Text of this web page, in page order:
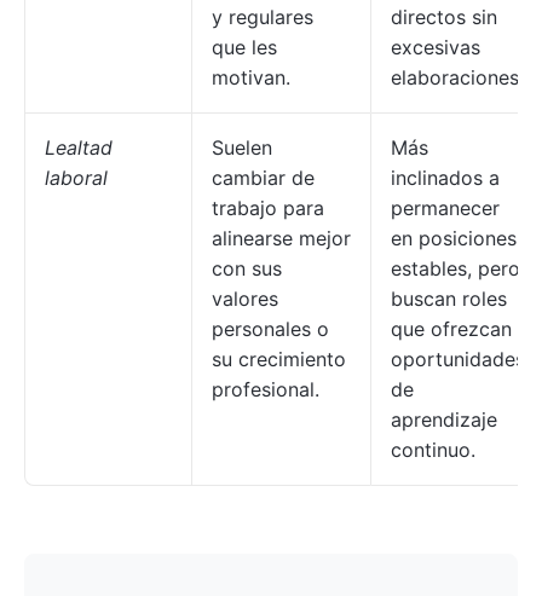
y regulares
que les
motivan.
directos sin
excesivas
elaboraciones.
Lealtad
laboral
Suelen
cambiar de
trabajo para
alinearse mejor
con sus
valores
personales o
su crecimiento
profesional.
Más
inclinados a
permanecer
en posiciones
estables, pero
buscan roles
que ofrezcan
oportunidades
de
aprendizaje
continuo.